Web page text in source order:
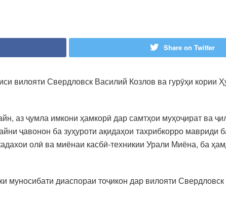
Share on Twitter
вилояти Свердловск Василий Козлов ва гурӯҳи кории
аз ҷумла имкони ҳамкорӣ дар самтҳои муҳоҷират ва
ҷавонон ба зуҳуроти ақидаҳои тахрибкорро мавриди
олӣ ва миёнаи касбӣ-техникии Урали Миёна, ба
муносибати диаспораи тоҷикон дар вилояти